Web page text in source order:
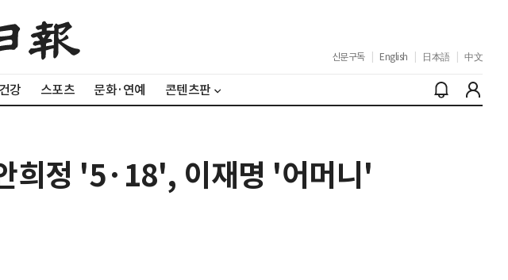
신문구독 English 日本語 中文
건강 스포츠 문화·연예 콘텐츠판
희정 '5·18', 이재명 '어머니'